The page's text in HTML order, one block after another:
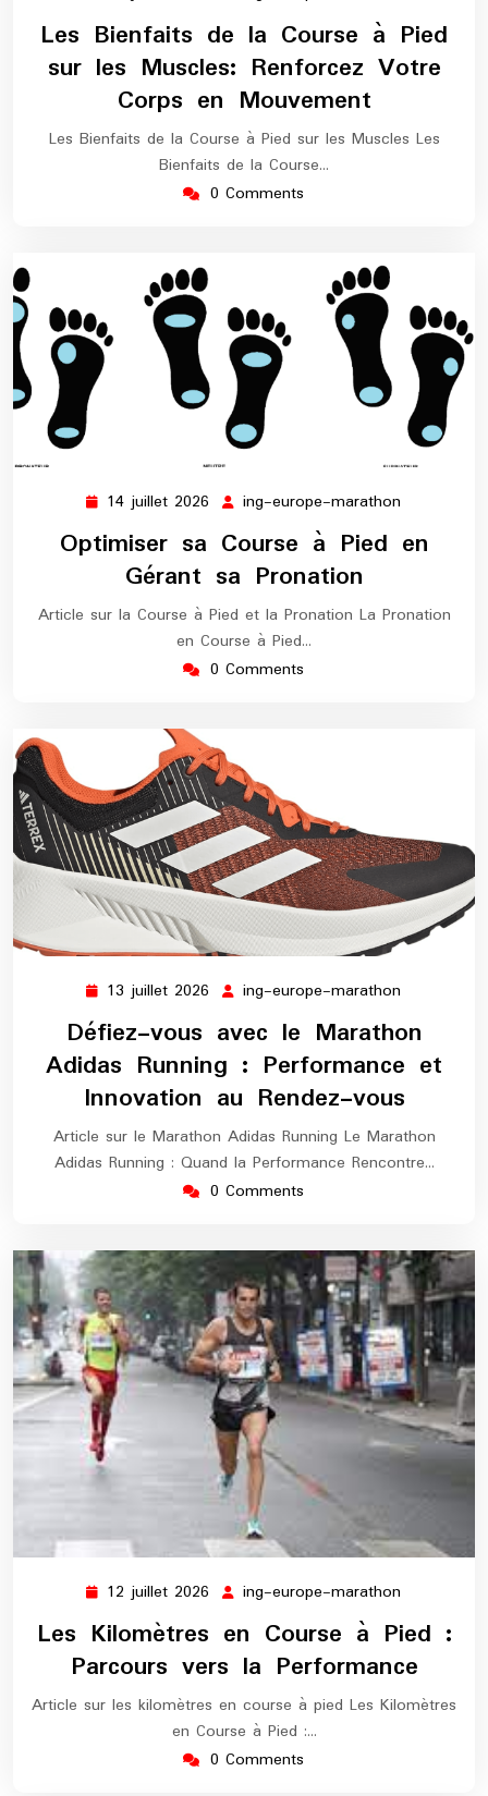
juillet
2026
europe-
marathon
Les Bienfaits de la Course à Pied
sur les Muscles: Renforcez Votre
Corps en Mouvement
Les Bienfaits de la Course à Pied sur les Muscles Les
Bienfaits de la Course…
0 Comments
14 juillet 2026 14
juillet
2026
ing-europe-marathon
marathon
Optimiser sa Course à Pied en
Gérant sa Pronation
Article sur la Course à Pied et la Pronation La Pronation
en Course à Pied…
0 Comments
13 juillet 2026 13
2026
ing-europe-marathon
marathon
Défiez-vous avec le Marathon
Adidas Running : Performance et
Innovation au Rendez-vous
Article sur le Marathon Adidas Running Le Marathon
Adidas Running : Quand la Performance Rencontre…
0 Comments
12 juillet 2026 12
2026
ing-europe-marathon
europe-
marathon
Les Kilomètres en Course à Pied :
Parcours vers la Performance
Article sur les kilomètres en course à pied Les Kilomètres
en Course à Pied :…
0 Comments